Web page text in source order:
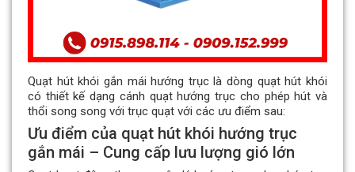
Quạt hút khói gắn mái hướng trục là dòng quạt hút khói
có thiết kế dạng cánh quạt hướng trục cho phép hút và
thổi song song với trục quạt với các ưu điểm sau:
Ưu điểm của quạt hút khói hướng trục
gắn mái – Cung cấp lưu lượng gió lớn